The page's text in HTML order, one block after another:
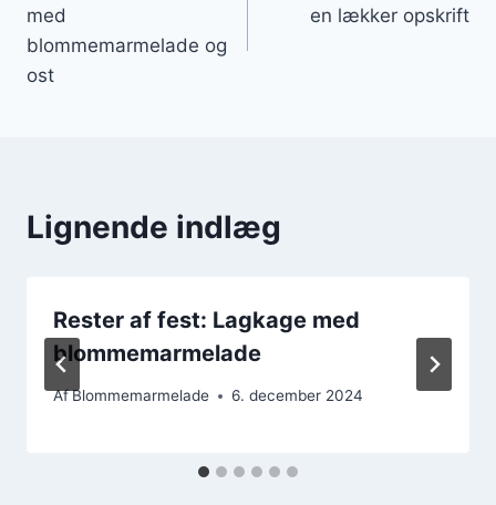
med
blommemarmelade og
ost
en lækker opskrift
Lignende indlæg
Rester af fest: Lagkage med
blommemarmelade
AfBlommemarmelade 6. december 2024